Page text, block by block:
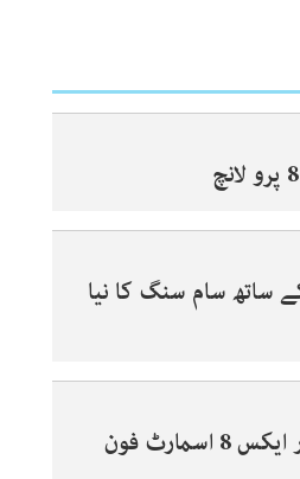
ساتھ سام سنگ کا نیا
مئیزو 16 ایکس اور ایکس 8 اسمارٹ فون